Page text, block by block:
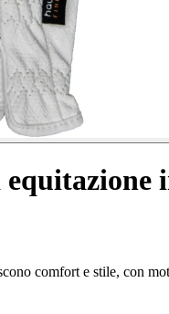
comfort e stile, con